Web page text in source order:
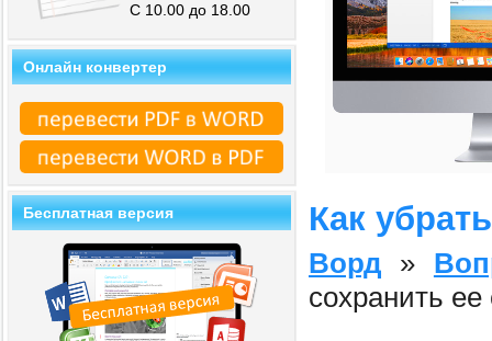
С 10.00 до 18.00
Онлайн конвертер
Бесплатная версия Как
Ворд »
сохранить